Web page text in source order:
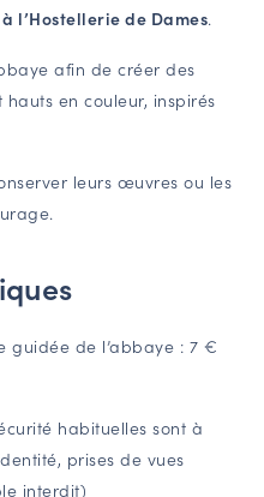
l’Hostellerie de Dames.
afin de créer des
en couleur, inspirés
leurs œuvres ou les
guidée de l’abbaye : 7 €
habituelles sont à
prises de vues
interdit)